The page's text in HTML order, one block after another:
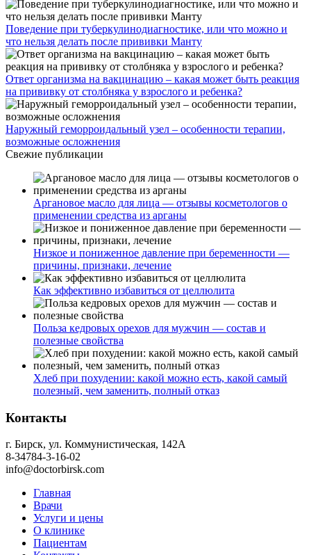
Поведение при туберкулинодиагностике, или что можно и
что нельзя делать после прививки Манту
Ответ организма на вакцинацию – какая может быть реакция
на прививку от столбняка у взрослого и ребенка?
Наружный геморроидальный узел – особенности терапии,
возможные осложнения
Свежие публикации
Аргановое масло для лица — отзывы косметологов о
применении средства из арганы
Низкое и пониженное давление при беременности —
причины, признаки, лечение
Как эффективно избавиться от целлюлита
Польза кедровых орехов для мужчин — состав и
полезные свойства
Хлеб при похудении: какой можно есть, какой самый
полезный, чем заменить, полный отказ
Контакты
г. Бирск, ул. Коммунистическая, 142А
8-34784-3-16-02
info@doctorbirsk.com
Главная
Врачи
Услуги и цены
О клинике
Пациентам